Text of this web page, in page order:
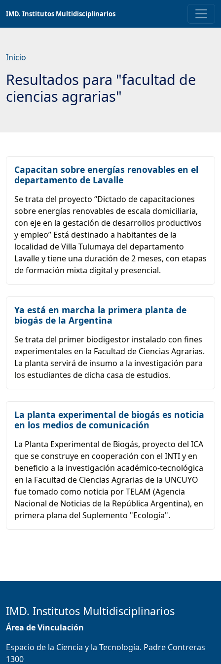
contenido
IMD. Institutos Multidisciplinarios
Inicio
Resultados para "facultad de
ciencias agrarias"
Capacitan sobre energías renovables en el
departamento de Lavalle
Se trata del proyecto “Dictado de capacitaciones
sobre energías renovables de escala domiciliaria,
con eje en la gestación de desarrollos productivos
y empleo” Está destinado a habitantes de la
localidad de Villa Tulumaya del departamento
Lavalle y tiene una duración de 2 meses, con etapas
de formación mixta digital y presencial.
Ya está en marcha la primera planta de
biogás de la Argentina
Se trata del primer biodigestor instalado con fines
experimentales en la Facultad de Ciencias Agrarias.
La planta servirá de insumo a la investigación para
los estudiantes de dicha casa de estudios.
La planta experimental de biogás es noticia
en los medios de comunicación
La Planta Experimental de Biogás, proyecto del ICA
que se construye en cooperación con el INTI y en
beneficio a la investigación académico-tecnológica
en la Facultad de Ciencias Agrarias de la UNCUYO
fue tomado como noticia por TELAM (Agencia
Nacional de Noticias de la República Argentina), en
primera plana del Suplemento "Ecología".
IMD. Institutos Multidisciplinarios
Área de Vinculación
Espacio de la Ciencia y la Tecnología. Padre Contreras
1300